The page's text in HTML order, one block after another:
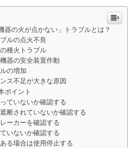
器の火が点かない」トラブルとは？
ルの点火不良
種火トラブル
器の安全装置作動
の増加
ス不足が大きな原因
ポイント
ていないか確認する
断されていないか確認する
ーカーを確認する
いないか確認する
る場合は使用停止する